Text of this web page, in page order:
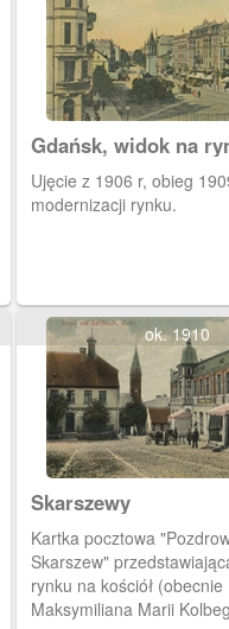
Gdańsk, widok na
Wrzeszczu od strony
południowej.
Ujęcie z 1906 r, obieg
modernizacji rynku.
ok. 1910
Skarszewy
Kartka pocztowa
Skarszew"
rynku na kościół (obecnie
Maksymiliana Marii